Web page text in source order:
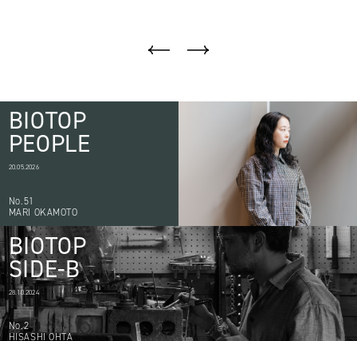
BIOTOP
PEOPLE
20.05.2026
No.51
MARI OKAMOTO
BIOTOP
SIDE-B
28.10.2024
No.2
HISASHI OHTA